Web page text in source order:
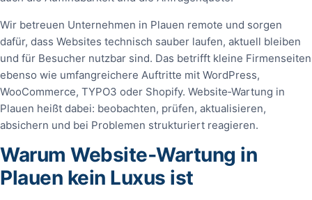
Wir betreuen Unternehmen in Plauen remote und sorgen
dafür, dass Websites technisch sauber laufen, aktuell bleiben
und für Besucher nutzbar sind. Das betrifft kleine Firmenseiten
ebenso wie umfangreichere Auftritte mit WordPress,
WooCommerce, TYPO3 oder Shopify. Website‑Wartung in
Plauen heißt dabei: beobachten, prüfen, aktualisieren,
absichern und bei Problemen strukturiert reagieren.
Warum Website‑Wartung in
Plauen kein Luxus ist